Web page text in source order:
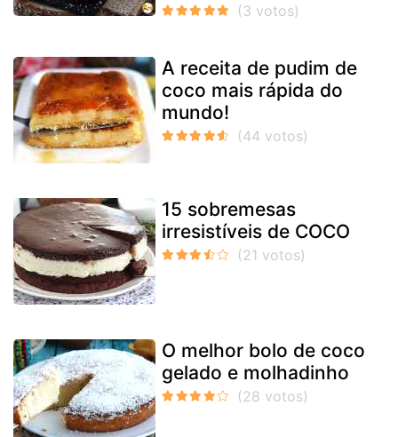
A receita de pudim de
coco mais rápida do
mundo!
15 sobremesas
irresistíveis de COCO
O melhor bolo de coco
gelado e molhadinho